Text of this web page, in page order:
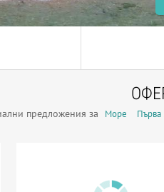
предложения за Море Първа